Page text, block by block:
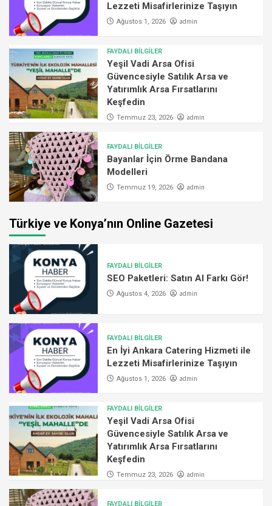
Lezzeti Misafirlerinize Taşıyın
Ağustos 1, 2026 admin
FAYDALI BİLGİLER
Yeşil Vadi Arsa Ofisi
Güvencesiyle Satılık Arsa ve
Yatırımlık Arsa Fırsatlarını
Keşfedin
Temmuz 23, 2026 admin
FAYDALI BİLGİLER
Bayanlar İçin Örme Bandana
Modelleri
Temmuz 19, 2026 admin
Türkiye ve Konya’nın Online Gazetesi
FAYDALI BİLGİLER
SEO Paketleri: Satın Al Farkı Gör!
Ağustos 4, 2026 admin
FAYDALI BİLGİLER
En İyi Ankara Catering Hizmeti ile
Lezzeti Misafirlerinize Taşıyın
Ağustos 1, 2026 admin
FAYDALI BİLGİLER
Yeşil Vadi Arsa Ofisi
Güvencesiyle Satılık Arsa ve
Yatırımlık Arsa Fırsatlarını
Keşfedin
Temmuz 23, 2026 admin
FAYDALI BİLGİLER